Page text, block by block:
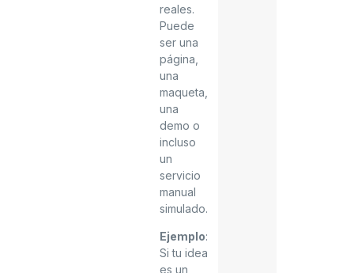
reales.
Puede
ser una
página,
una
maqueta,
una
demo o
incluso
un
servicio
manual
simulado.
Ejemplo:
Si tu idea
es un